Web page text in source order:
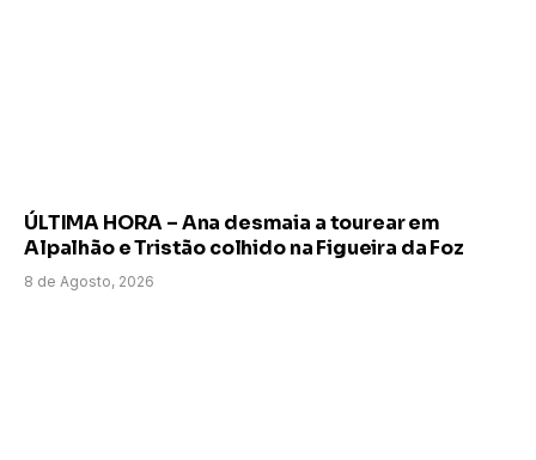
ÚLTIMA HORA – Ana desmaia a tourear em
Alpalhão e Tristão colhido na Figueira da Foz
8 de Agosto, 2026